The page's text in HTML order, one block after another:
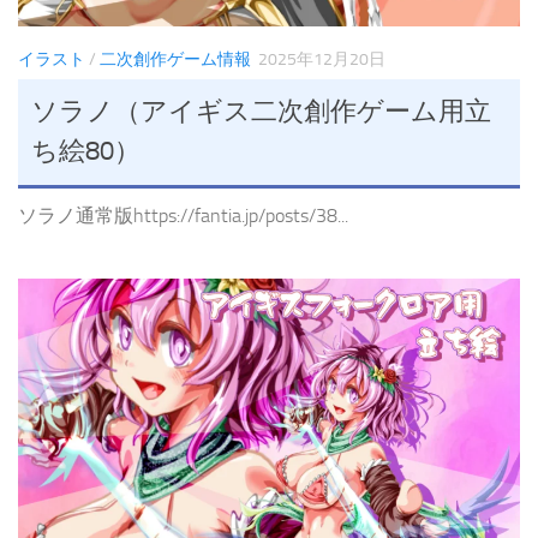
イラスト / 二次創作ゲーム情報 2025年12月20日
ソラノ（アイギス二次創作ゲーム用立
ち絵80）
ソラノ通常版https://fantia.jp/posts/38...